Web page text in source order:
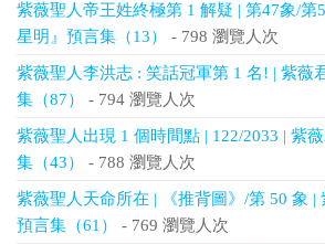
紫薇聖人帝王姓終極第 1 解疑 | 第47象/第
星明』預言集（13）
- 798 瀏覽人次
紫薇聖人李洪志 : 笑話冠軍第 1 名! | 紫薇
集（87）
- 794 瀏覽人次
紫薇聖人出現 1 個時間點 | 122/2033 | 紫
集（43）
- 788 瀏覽人次
紫薇聖人天命所在 | 《推背圖》/第 50 象 |
預言集（61）
- 769 瀏覽人次